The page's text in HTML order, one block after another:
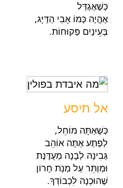
כְּשֶׁאֶגְדַּל
אֶהֱיֶה כְּמוֹ אָבִי הַדַּיָּג,
בְּעֵינַיִם פְּקוּחוֹת.
אל תיסע
כְּשֶׁאַתָּה מוֹחֵל,
לְפֶתַע אַתָּה אוֹהֵב
גְּבִינָה לְבָנָה מְעֻדֶּנֶת
וּמְוַתֵּר עַל מְנַת חָרוֹן
שֶׁהוּכְנָה לִכְבוֹדְךָ.